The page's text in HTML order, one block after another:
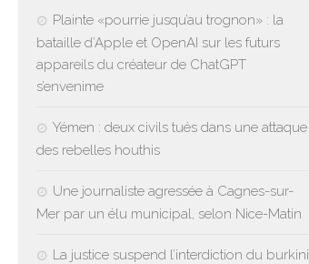
Plainte «pourrie jusqu’au trognon» : la
bataille d’Apple et OpenAI sur les futurs
appareils du créateur de ChatGPT
s’envenime
Yémen : deux civils tués dans une attaque
des rebelles houthis
Une journaliste agressée à Cagnes-sur-
Mer par un élu municipal, selon Nice-Matin
La justice suspend l’interdiction du burkini